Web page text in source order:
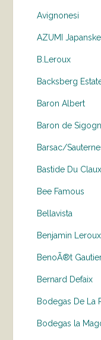
Avignonesi
AZUMI
B.Leroux
Backsberg
Baron Albert
Baron de
Barsac/
Bastide Du Claux
Bee Famous
Bellavista
Benjamin Leroux
BenoÃ®t
Bernard Defaix
Bodegas De La
Bodegas la